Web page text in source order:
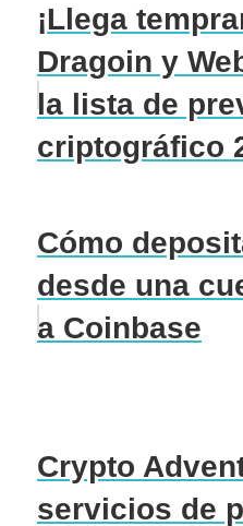
¡Llega
Dragoin y
la lista de
criptográfico
Cómo
desde una
a Coinbase
Crypto
servicios de